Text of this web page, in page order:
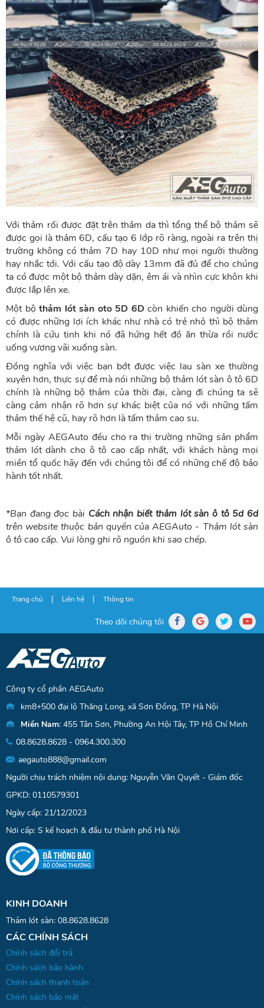
Với thảm rối được đặt trên thảm da thì tổng thể bộ thảm sẽ
được gọi là thảm 6D, cấu tạo 6 lớp rõ ràng, ngoài ra trên thị
trường không có thảm 7D hay 10D như mọi người thường
hay nhắc tới. Với cấu tạo độ dày 13mm đã đủ để cho chúng
ta có được một bộ thảm dày dặn, êm ái và nhìn cực khôn khi
được lắp lên xe.
Một bộ thảm lót sàn oto 5D 6Dcòn khiến cho người dùng
có được những lợi ích khác như nhà có trẻ nhỏ thì bộ thảm
chính là cứu tinh khi nó đã hứng hết đồ ăn thừa rồi nước
uống vương vãi xuống sàn.
Đồng nghĩa với việc bạn bớt được việc lau sàn xe thường
xuyên hơn, thực sự để mà nói những bộ thảm lót sàn ô tô 6D
chính là những bộ thảm của thời đại, càng đi chúng ta sẽ
càng cảm nhận rõ hơn sự khác biệt của nó với những tấm
thảm thế hệ cũ, hay rõ hơn là tấm thảm cao su.
Mỗi ngày AEGAuto đều cho ra thị trường những sản phẩm
thảm lót dành cho ô tô cao cấp nhất, với khách hàng mọi
miền tổ quốc hãy đến với chúng tôi để có những chế độ bảo
hành tốt nhất.
*Bạn đang đọc bài Cách nhận biết thảm lót sàn ô tô 5d 6d
trên website thuộc bản quyền củaAEGAuto - Thảm lót sàn
ô tô cao cấp. Vui lòng ghi rõ nguồn khi sao chép.
Trang chủ | Liên hệ | Thông tin
Theo dõi chúng tôi
Công ty cổ phần AEGAuto
km8+500 đại lộ Thăng Long, xã Sơn Đồng, TP Hà Nội
Miền Nam: 455 Tân Sơn, Phường An Hội Tây, TP Hồ Chí Minh
08.8628.8628 - 0964.300.300
aegauto888@gmail.com
Người chịu trách nhiệm nội dung: Nguyễn Văn Quyết - Giám đốc
GPKD: 0110579301
Ngày cấp: 21/12/2023
Nơi cấp: S kế hoạch & đầu tư thành phố Hà Nội
KINH DOANH
Thảm lót sàn: 08.8628.8628
CÁC CHÍNH SÁCH
Chính sách đổi trả
Chính sách bảo hành
Chính sách thanh toán
Chính sách bảo mật